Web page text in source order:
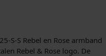
S-S Rebel en Rose armband
Rebel & Rose logo. De